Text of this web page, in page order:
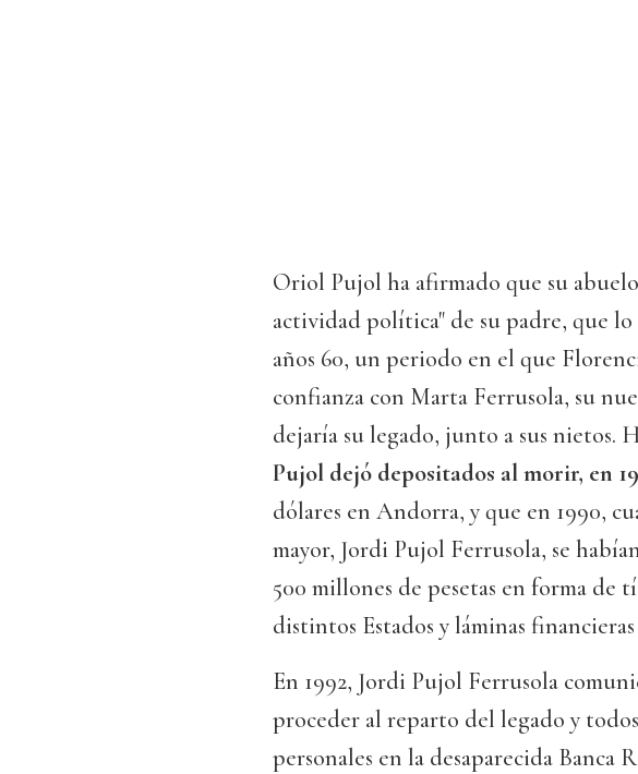
Oriol Pujol ha afirmado que su
actividad política" de su padre, que
años 60, un periodo en el que
confianza con Marta Ferrusola, su
dejaría su legado, junto a sus nietos.
Pujol dejó depositados al morir, en
dólares en Andorra, y que en 1990,
mayor, Jordi Pujol Ferrusola, se
500 millones de pesetas en forma de
distintos Estados y láminas
En 1992, Jordi Pujol Ferrusola
proceder al reparto del legado y
personales en la desaparecida